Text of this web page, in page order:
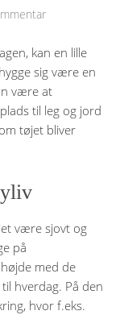
kan en lille
sig være en
være at
til leg og jord
tøjet bliver
være sjovt og
på
med de
hverdag. På den
hvor f.eks.